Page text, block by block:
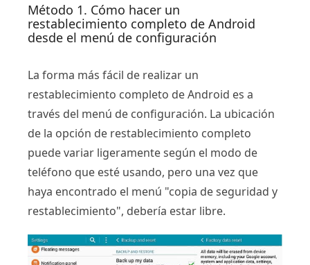
Método 1. Cómo hacer un
restablecimiento completo de Android
desde el menú de configuración
La forma más fácil de realizar un
restablecimiento completo de Android es a
través del menú de configuración. La ubicación
de la opción de restablecimiento completo
puede variar ligeramente según el modo de
teléfono que esté usando, pero una vez que
haya encontrado el menú "copia de seguridad y
restablecimiento", debería estar libre.